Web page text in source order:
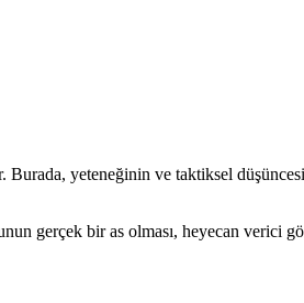
yeteneğinin ve taktiksel
gerçek bir as olması, heyecan verici